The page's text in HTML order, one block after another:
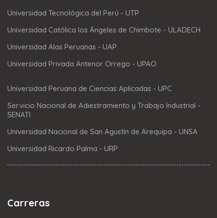
Universidad Tecnológica del Perú - UTP
Universidad Católica los Ángeles de Chimbote - ULADECH
Universidad Alas Peruanas - UAP
Universidad Privada Antenor Orrego - UPAO
Universidad Peruana de Ciencias Aplicadas - UPC
Servicio Nacional de Adiestramiento y Trabajo Industrial -
SENATI
Universidad Nacional de San Agustín de Arequipa - UNSA
Universidad Ricardo Palma - URP
Carreras